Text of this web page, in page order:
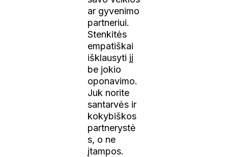
ar gyvenimo
partneriui.
Stenkitės
empatiškai
išklausyti jį
be jokio
oponavimo.
Juk norite
santarvės ir
kokybiškos
partnerystė
s, o ne
įtampos.